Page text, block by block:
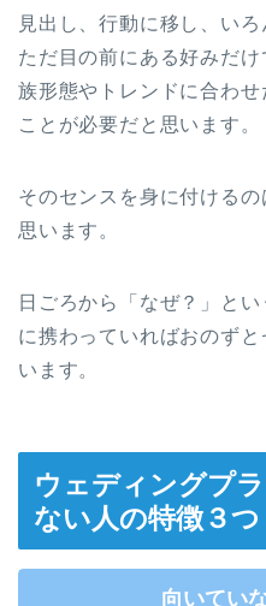
見出し、行動に移し、い
ただ目の前にある好みだ
族形態やトレンドに合わ
ことが必要だと思います。
そのセンスを身に付ける
思います。
日ごろから「なぜ？」と
に携わっていればおのず
います。
ウェディングプ
ない人の特徴３つ
向いてい